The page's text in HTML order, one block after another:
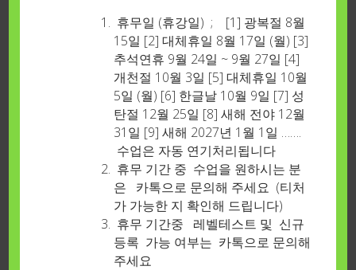
기존 회원 중 쇼셜(social) 로그인으로 등록하신 분은
회원 재가입을 부탁 드립니다…포인트 승계 등은 고
객센타 카톡( 카톡 아이디 : eztalkenglish )으로 연락
주시면 처리하여 드리겠습니다
모바일에서 로그인이 원활하지 않을 경우 컴퓨터(노
트북)를 이용해 주시기 바랍니다
로그인 상태유지
아이디
휴무일 (휴강일) ; [1] 광복절 8월
15일 [2] 대체휴일 8월 17일 (월) [3]
추석연휴 9월 24일 ~ 9월 27일 [4]
개천절 10월 3일 [5] 대체휴일 10월
5일 (월) [6] 한글날 10월 9일 [7] 성
탄절 12월 25일 [8] 새해 전야 12월
31일 [9] 새해 2027년 1월 1일 …….
수업은 자동 연기처리됩니다
휴무 기간 중 수업을 원하시는 분
은 카톡으로 문의해 주세요 (티처
가 가능한 지 확인해 드립니다)
휴무 기간중 레벨테스트 및 신규
등록 가능 여부는 카톡으로 문의해
주세요